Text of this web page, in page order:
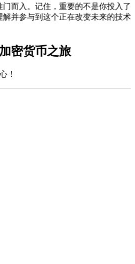
而入。记住，重要的不是你投入了
并参与到这个正在改变未来的技术
密货币之旅
！